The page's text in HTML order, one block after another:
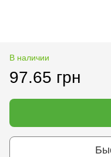
В наличии
97.65 грн